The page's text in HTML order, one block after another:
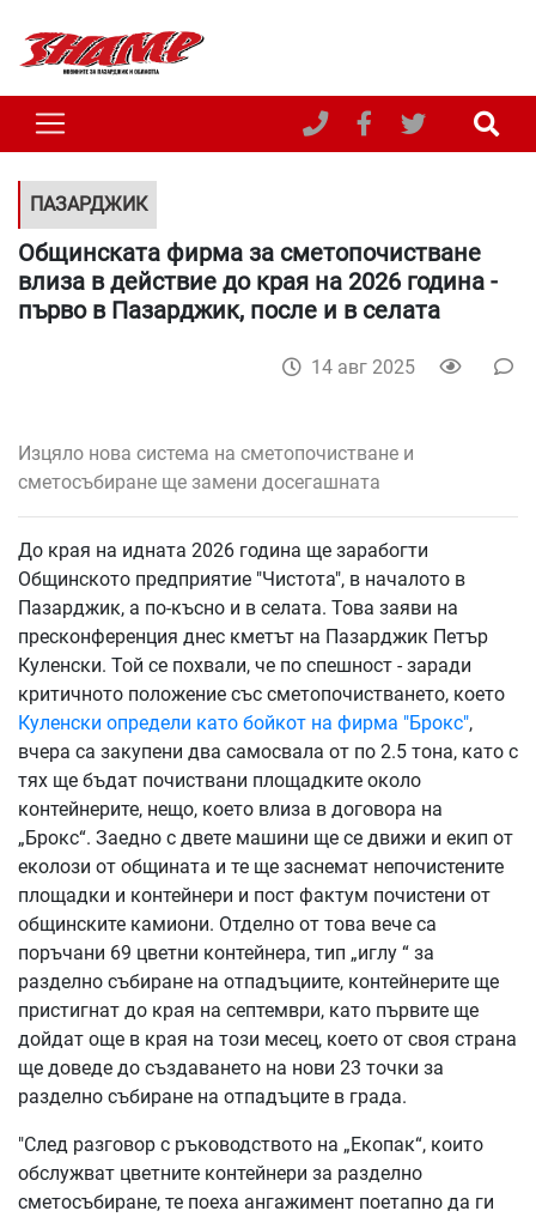
ПАЗАРДЖИК
Общинската фирма за сметопочистване
влиза в действие до края на 2026 година -
първо в Пазарджик, после и в селата
14 авг 2025
Изцяло нова система на сметопочистване и
сметосъбиране ще замени досегашната
До края на идната 2026 година ще зарабогти
Общинското предприятие "Чистота", в началото в
Пазарджик, а по-късно и в селата. Това заяви на
пресконференция днес кметът на Пазарджик Петър
Куленски. Той се похвали, че по спешност - заради
критичното положение със сметопочистването, което
Куленски определи като бойкот на фирма "Брокс",
вчера са закупени два самосвала от по 2.5 тона, като с
тях ще бъдат почиствани площадките около
контейнерите, нещо, което влиза в договора на
„Брокс“. Заедно с двете машини ще се движи и екип от
еколози от общината и те ще заснемат непочистените
площадки и контейнери и пост фактум почистени от
общинските камиони. Отделно от това вече са
поръчани 69 цветни контейнера, тип „иглу “ за
разделно събиране на отпадъциите, контейнерите ще
пристигнат до края на септември, като първите ще
дойдат още в края на този месец, което от своя страна
ще доведе до създаването на нови 23 точки за
разделно събиране на отпадъците в града.
"След разговор с ръководството на „Екопак“, които
обслужват цветните контейнери за разделно
сметосъбиране, те поеха ангажимент поетапно да ги